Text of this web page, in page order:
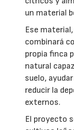
un material
Ese
combinará
propia finca
natural
suelo,
reducir la
externos.
El proyecto